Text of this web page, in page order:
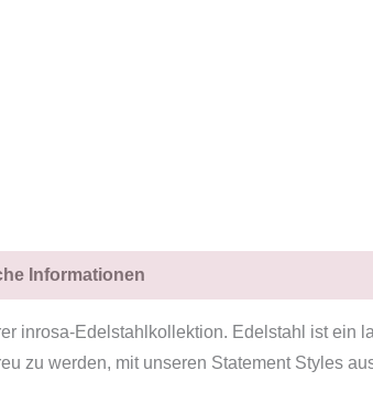
Informationen
inrosa-Edelstahlkollektion. Edelstahl ist ein
zu werden, mit unseren Statement Styles